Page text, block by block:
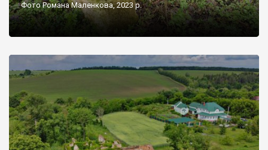
Фото Романа Маленкова, 2023 р.